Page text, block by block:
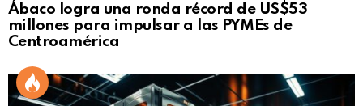
Ábaco logra una ronda récord de US$53
millones para impulsar a las PYMEs de
Centroamérica